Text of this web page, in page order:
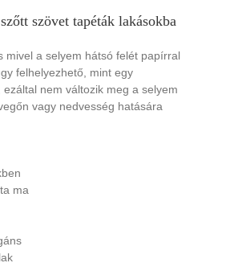
szövet tapéták lakásokba
mivel a selyem hátsó felét papírral
felhelyezhető, mint egy
nem változik meg a selyem
vagy nedvesség hatására
ma